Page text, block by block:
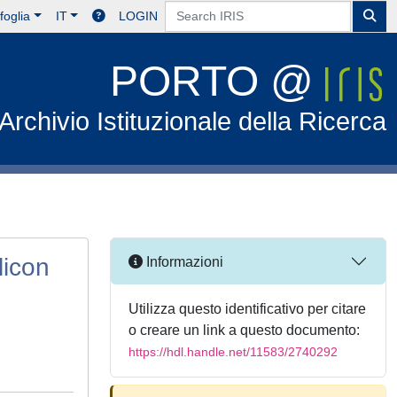
IT LOGIN
PORTO @
Istituzionale della Ricerca
Informazioni
Utilizza questo identificativo per citare
o creare un link a questo documento:
https://hdl.handle.net/11583/2740292